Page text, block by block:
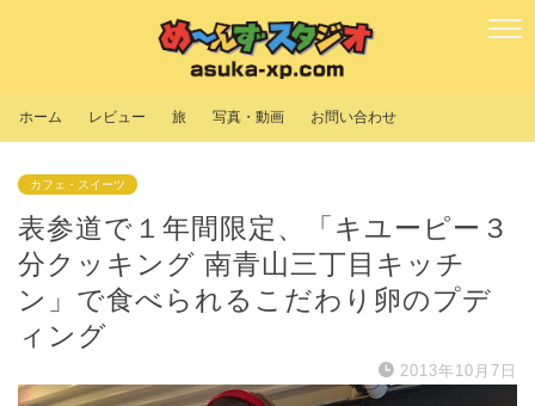
ホーム レビュー 旅 写真・動画 お問い合わせ
カフェ・スイーツ
表参道で１年間限定、「キユーピー３
分クッキング 南青山三丁目キッチ
ン」で食べられるこだわり卵のプデ
ィング
2013年10月7日